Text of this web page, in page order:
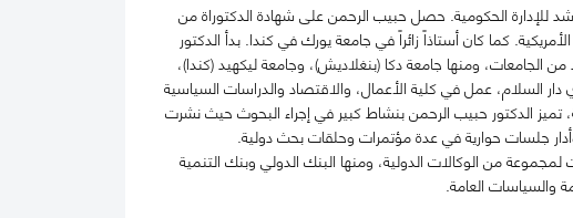
للإدارة الحكومية. حصل حبيب الرحمن على شهادة الدكتوراة من
كما كان أستاذاً زائراً في جامعة يورك في كندا. بدأ الدكتور
في عدد من الجامعات، ومنها جامعة دكا (بنغلاديش)، وجامعة ليكهيد (كندا)،
السلام، عمل في كلية الأعمال، والاقتصاد والدراسات السياسية
تميز الدكتور حبيب الرحمن بنشاط كبير في إجراء البحوث حيث نشرت
جلسات حوارية في عدة مؤتمرات وحلقات بحث دولية.
من الوكالات الدولية، ومنها البنك الدولي وبنك التنمية
والسياسات العامة.